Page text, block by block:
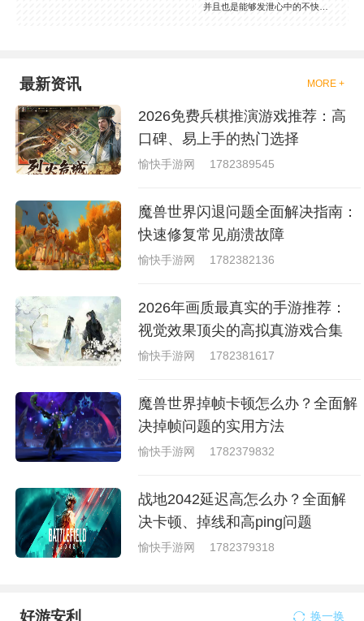
并且也是能够发泄心中的不快
够去进行体验的，我们也是能够
就是收集了一些有意思的拳击游
戏，相信你们一定会喜欢的。
最新资讯 MORE +
2026免费兵棋推演游戏推荐：高
口碑、易上手的热门选择
愉快手游网 1782389545
魔兽世界闪退问题全面解决指南：
快速修复常见崩溃故障
愉快手游网 1782382136
2026年画质最真实的手游推荐：
视觉效果顶尖的高拟真游戏合集
愉快手游网 1782381617
魔兽世界掉帧卡顿怎么办？全面解
决掉帧问题的实用方法
愉快手游网 1782379832
战地2042延迟高怎么办？全面解
决卡顿、掉线和高ping问题
愉快手游网 1782379318
好游安利 换一换